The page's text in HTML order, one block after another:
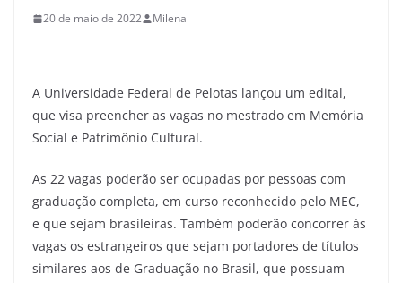
20 de maio de 2022 Milena
A Universidade Federal de Pelotas lançou um edital,
que visa preencher as vagas no mestrado em Memória
Social e Patrimônio Cultural.
As 22 vagas poderão ser ocupadas por pessoas com
graduação completa, em curso reconhecido pelo MEC,
e que sejam brasileiras. Também poderão concorrer às
vagas os estrangeiros que sejam portadores de títulos
similares aos de Graduação no Brasil, que possuam